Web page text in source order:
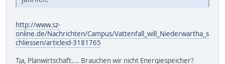
http://www.sz-
online.de/Nachrichten/Campus/Vattenfall_will_Niederwartha_s
chliessen/articleid-3181765
Tja, Planwirtschaft.... Brauchen wir nicht Energiespeicher?